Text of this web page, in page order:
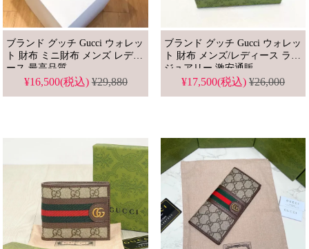
ブランド グッチ Gucci ウォレッ
ト 財布 ミニ財布 メンズ レディ
ース 最高品質
¥16,500(税込)¥29,880
ブランド グッチ Gucci ウォレッ
ト 財布 メンズ/レディース ラグ
ジュアリー 激安通販
¥17,500(税込)¥26,000